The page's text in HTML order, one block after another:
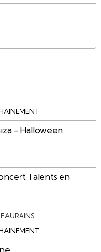
- Halloween
Talents en